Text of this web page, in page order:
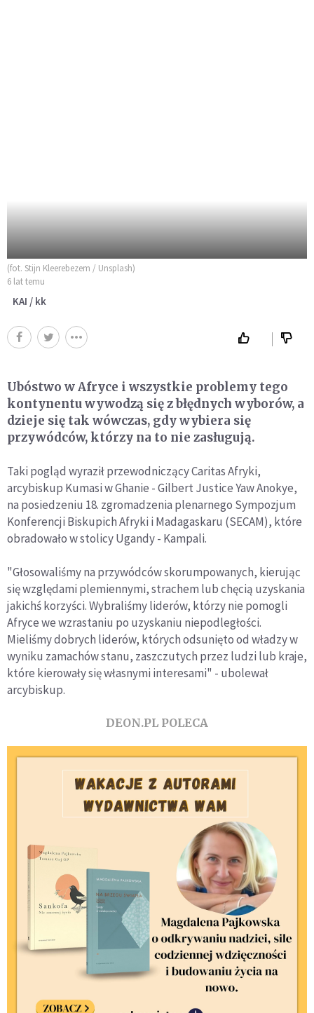
(fot. Stijn Kleerebezem / Unsplash)
6 lat temu
KAI / kk
Ubóstwo w Afryce i wszystkie problemy tego
kontynentu wywodzą się z błędnych wyborów, a
dzieje się tak wówczas, gdy wybiera się
przywódców, którzy na to nie zasługują.
Taki pogląd wyraził przewodniczący Caritas Afryki,
arcybiskup Kumasi w Ghanie - Gilbert Justice Yaw Anokye,
na posiedzeniu 18. zgromadzenia plenarnego Sympozjum
Konferencji Biskupich Afryki i Madagaskaru (SECAM), które
obradowało w stolicy Ugandy - Kampali.
"Głosowaliśmy na przywódców skorumpowanych, kierując
się względami plemiennymi, strachem lub chęcią uzyskania
jakichś korzyści. Wybraliśmy liderów, którzy nie pomogli
Afryce we wzrastaniu po uzyskaniu niepodległości.
Mieliśmy dobrych liderów, których odsunięto od władzy w
wyniku zamachów stanu, zaszczutych przez ludzi lub kraje,
które kierowały się własnymi interesami" - ubolewał
arcybiskup.
DEON.PL POLECA